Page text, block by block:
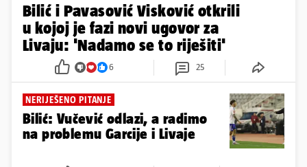
Bilić i Pavasović Visković otkrili
u kojoj je fazi novi ugovor za
Livaju: 'Nadamo se to riješiti'
6 25
NERIJEŠENO PITANJE
Bilić: Vučević odlazi, a radimo
na problemu Garcije i Livaje